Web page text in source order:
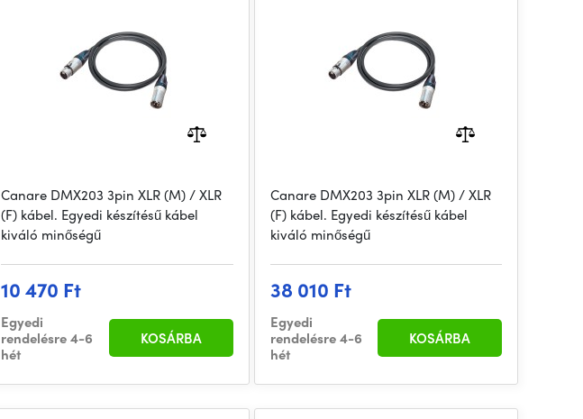
Canare DMX203 3pin XLR (M) / XLR
(F) kábel. Egyedi készítésű kábel
kiváló minőségű
10 470 Ft
Egyedi
rendelésre 4-6
hét
KOSÁRBA
Canare DMX203 3pin XLR (M) / XLR
(F) kábel. Egyedi készítésű kábel
kiváló minőségű
38 010 Ft
Egyedi
rendelésre 4-6
hét
KOSÁRBA